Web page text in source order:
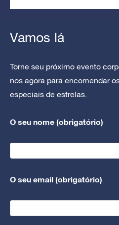
Vamos lá
Torne seu próximo evento
nos agora para encomendar
especiais de estrelas.
O seu nome (obrigatório)
O seu email (obrigatório)